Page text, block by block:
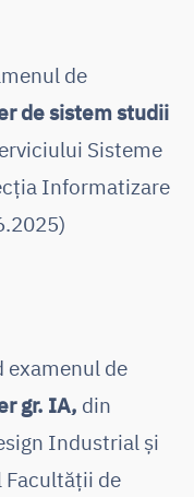
de
de sistem studii
Sisteme
Informatizare
de
gr. IA, din
Industrial și
Facultății de